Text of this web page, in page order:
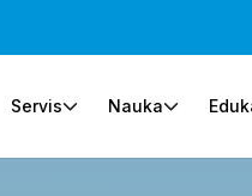
Servis Nauka